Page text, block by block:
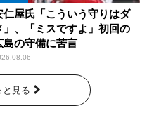
仁屋氏「こういう守りはダ
」、「ミスですよ」初回の
島の守備に苦言
と見る